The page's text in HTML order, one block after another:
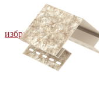
избранное сравнить